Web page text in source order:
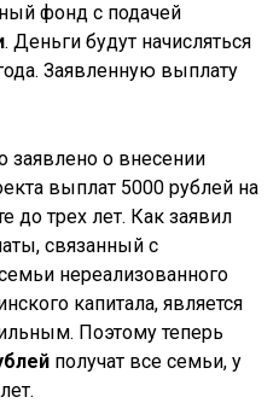
фонд с подачей
. Деньги будут начисляться
Заявленную выплату
о внесении
выплат 5000 рублей на
до трех лет. Как заявил
связанный с
нереализованного
капитала, является
Поэтому теперь
получат все семьи, у